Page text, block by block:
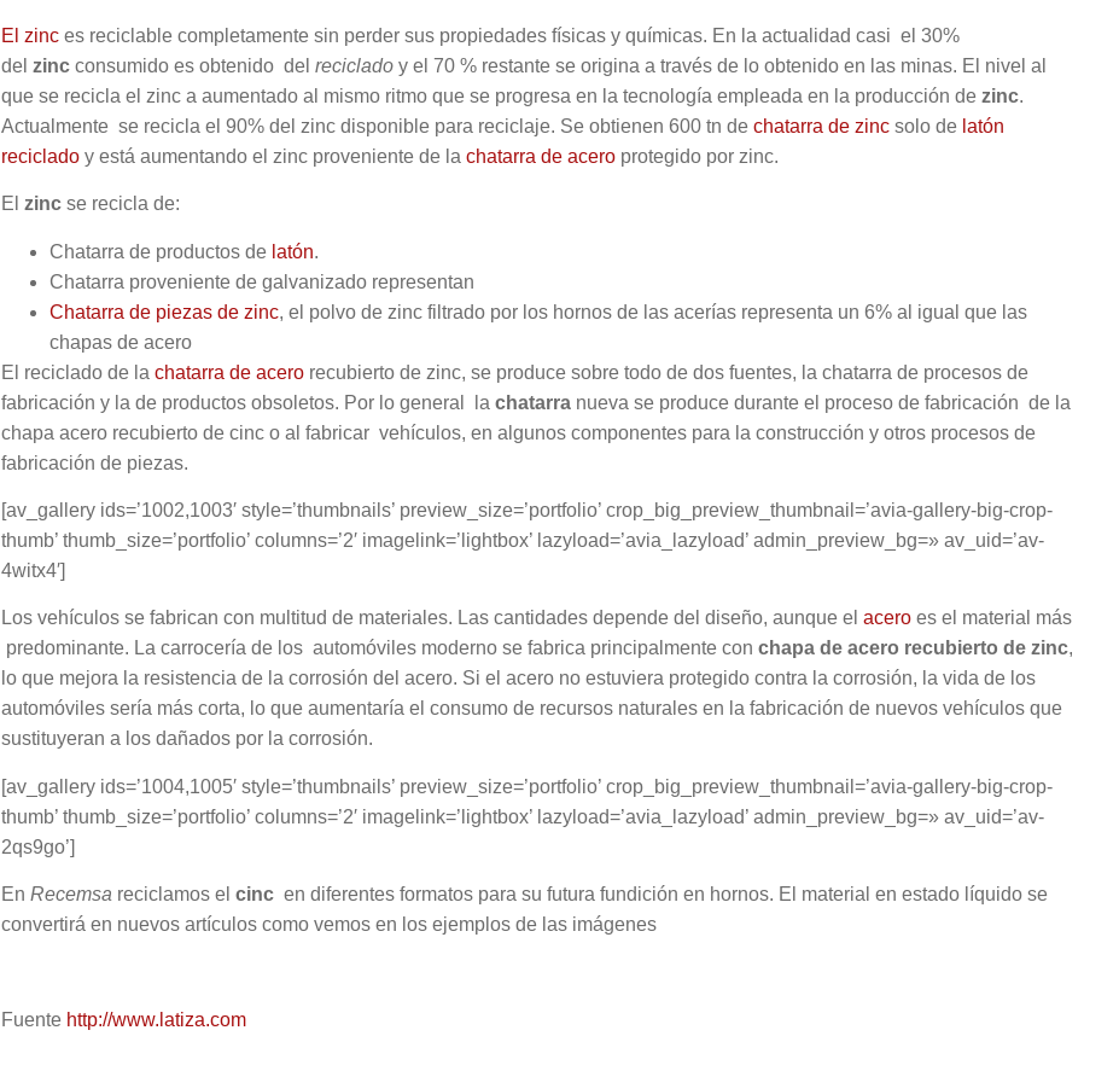
El zinc es reciclable completamente sin perder sus propiedades físicas y químicas. En la actualidad casi el 30%
delzincconsumido es obtenido delreciclado y el 70 % restante se origina a través de lo obtenido en las minas. El nivel al
que se recicla el zinc a aumentado al mismo ritmo que se progresa en la tecnología empleada en la producción dezinc.
Actualmente se recicla el 90% del zinc disponible para reciclaje. Se obtienen 600 tn dechatarra de zinc solo de latón
reciclado y está aumentando el zinc proveniente de lachatarra de acero protegido por zinc.
Elzinc se recicla de:
Chatarra de productos de latón.
Chatarra proveniente de galvanizado representan
Chatarra de piezas de zinc, el polvo de zinc filtrado por los hornos de las acerías representa un 6% al igual que las
chapas de acero
El reciclado de la chatarra de acero recubierto de zinc, se produce sobre todo de dos fuentes, la chatarra de procesos de
fabricación y la de productos obsoletos. Por lo general lachatarra nueva se produce durante el proceso de fabricación de la
chapa acero recubierto de cinc o al fabricar vehículos, en algunos componentes para la construcción y otros procesos de
fabricación de piezas.
[av_gallery ids=’1002,1003′ style=’thumbnails’ preview_size=’portfolio’ crop_big_preview_thumbnail=’avia-gallery-big-crop-
thumb’ thumb_size=’portfolio’ columns=’2′ imagelink=’lightbox’ lazyload=’avia_lazyload’ admin_preview_bg=» av_uid=’av-
4witx4′]
Los vehículos se fabrican con multitud de materiales. Las cantidades depende del diseño, aunque elaceroes el material más
predominante. La carrocería de los automóviles moderno se fabrica principalmente conchapa de acero recubierto de zinc,
lo que mejora la resistencia de la corrosión del acero. Si el acero no estuviera protegido contra la corrosión, la vida de los
automóviles sería más corta, lo que aumentaría el consumo de recursos naturales en la fabricación de nuevos vehículos que
sustituyeran a los dañados por la corrosión.
[av_gallery ids=’1004,1005′ style=’thumbnails’ preview_size=’portfolio’ crop_big_preview_thumbnail=’avia-gallery-big-crop-
thumb’ thumb_size=’portfolio’ columns=’2′ imagelink=’lightbox’ lazyload=’avia_lazyload’ admin_preview_bg=» av_uid=’av-
2qs9go’]
EnRecemsa reciclamos elcinc en diferentes formatos para su futura fundición en hornos. El material en estado líquido se
convertirá en nuevos artículos como vemos en los ejemplos de las imágenes
Fuente http://www.latiza.com